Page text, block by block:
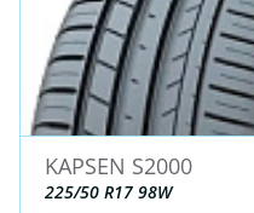
KAPSEN S2000
225/50 R17 98W